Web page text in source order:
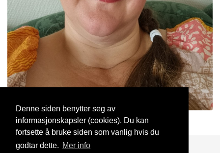
Denne siden benytter seg av
informasjonskapsler (cookies). Du kan
fortsette å bruke siden som vanlig hvis du
godtar dette. Mer info
Lillannh 3 Mar, 2024
Blogg Support Kontakt oss